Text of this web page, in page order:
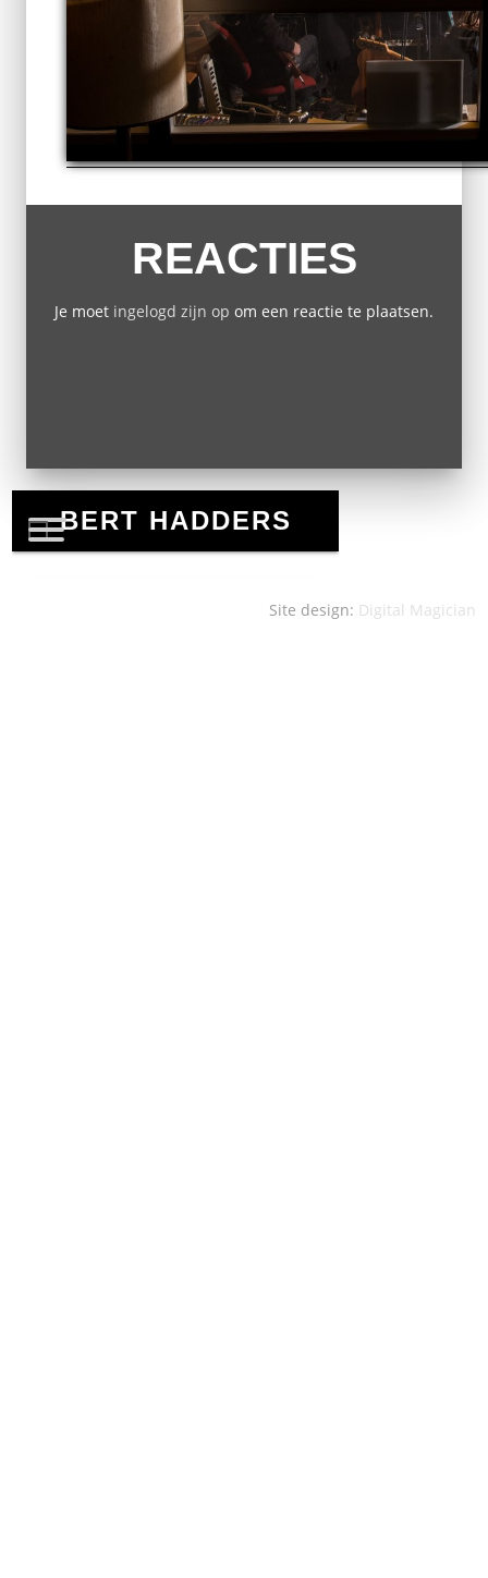
REACTIES
Je moet ingelogd zijn op om een reactie te plaatsen.
Site design: Digital Magician